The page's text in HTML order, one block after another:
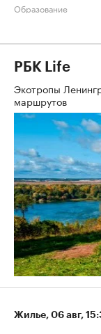
Образование
РБК Life
Экотропы
маршрутов
Жилье⁠, 06 авг,